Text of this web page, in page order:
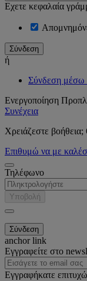
Εχετε κεφαλαία
ή
Σύνδεση μέσω
Ενεργοποίηση
Συνέχεια
Χρειάζεστε
Επιθυμώ να με
Τηλέφωνο
Υποβολή
anchor link
Εγγραφείτε στο
Εγγραφήκατε